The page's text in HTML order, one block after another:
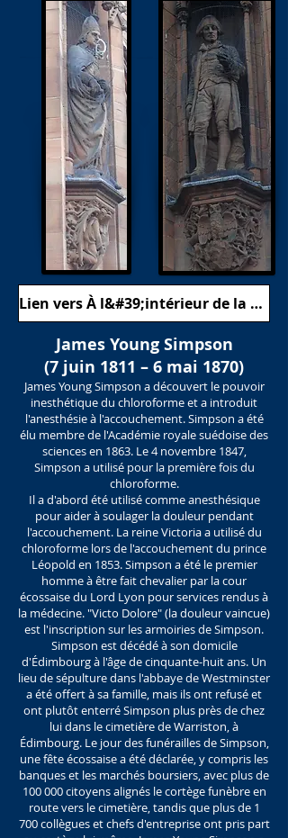
Lien vers À l&#39;intérieur de la galerie de portraits
James Young Simpson
(7 juin 1811 – 6 mai 1870)
James Young Simpson a découvert le pouvoir
inesthétique du chloroforme et a introduit
l'anesthésie à l'accouchement. Simpson a été
élu membre de l'Académie royale suédoise des
sciences en 1863. Le 4 novembre 1847,
Simpson a utilisé pour la première fois du
chloroforme.
Il a d'abord été utilisé comme anesthésique
pour aider à soulager la douleur pendant
l'accouchement. La reine Victoria a utilisé du
chloroforme lors de l'accouchement du prince
Léopold en 1853. Simpson a été le premier
homme à être fait chevalier par la cour
écossaise du Lord Lyon pour services rendus à
la médecine. "Victo Dolore" (la douleur vaincue)
est l'inscription sur les armoiries de Simpson.
Simpson est décédé à son domicile
d'Édimbourg à l'âge de cinquante-huit ans. Un
lieu de sépulture dans l'abbaye de Westminster
a été offert à sa famille, mais ils ont refusé et
ont plutôt enterré Simpson plus près de chez
lui dans le cimetière de Warriston, à
Édimbourg. Le jour des funérailles de Simpson,
une fête écossaise a été déclarée, y compris les
banques et les marchés boursiers, avec plus de
100 000 citoyens alignés le cortège funèbre en
route vers le cimetière, tandis que plus de 1
700 collègues et chefs d'entreprise ont pris part